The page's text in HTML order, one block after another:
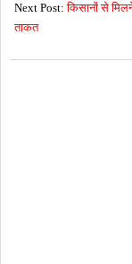
Next Post:किसानों से
ताकत